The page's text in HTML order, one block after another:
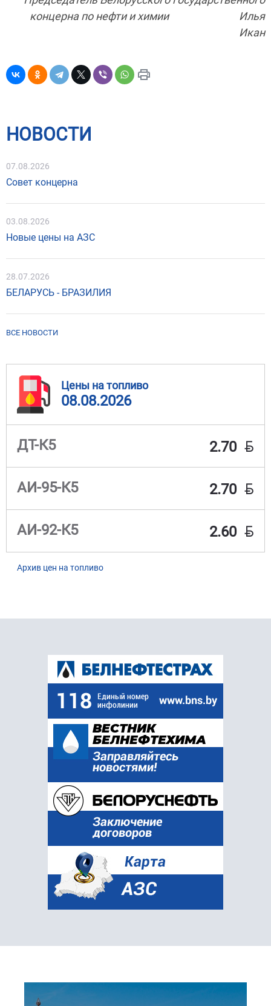
концерна по нефти и химии Илья
Икан
НОВОСТИ
07.08.2026
Совет концерна
03.08.2026
Новые цены на АЗС
28.07.2026
БЕЛАРУСЬ - БРАЗИЛИЯ
ВСЕ НОВОСТИ
Цены на топливо
08.08.2026
ДТ-К5 2.70 BYN
АИ-95-К5 2.70 BYN
АИ-92-К5 2.60 BYN
Архив цен на топливо